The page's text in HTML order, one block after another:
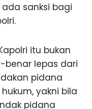
sanksi bagi
itu bukan
benar lepas dari
pidana
yakni bila
pidana